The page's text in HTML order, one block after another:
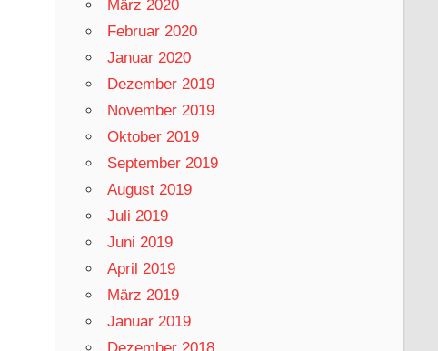
März 2020
Februar 2020
Januar 2020
Dezember 2019
November 2019
Oktober 2019
September 2019
August 2019
Juli 2019
Juni 2019
April 2019
März 2019
Januar 2019